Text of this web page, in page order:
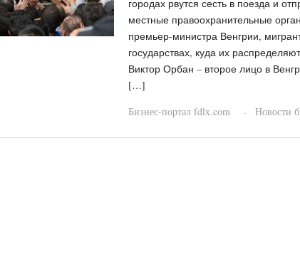
городах рвутся сесть в поезда и
местные правоохранительные
премьер-министра Венгрии,
государствах, куда их
Виктор Орбан – второе лицо в
[…]
Бизнес-портал fdlx.com
· Новости